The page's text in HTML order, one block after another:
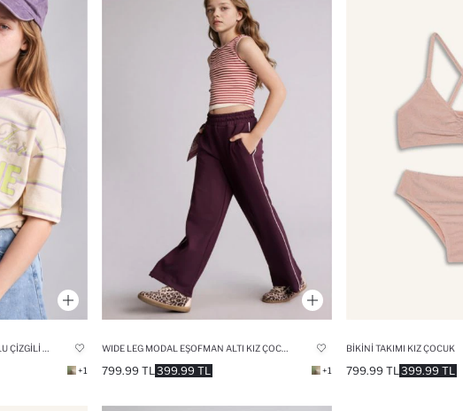
+1 399.99 TL
799.99 TL +1
BIKINI TAKIMI KIZ ÇOCUK
399.99 TL
799.99 TL